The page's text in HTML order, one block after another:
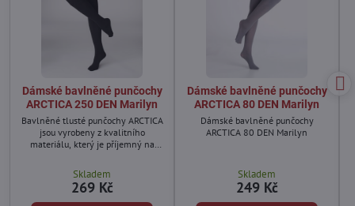
Dámské bavlněné punčochy
ARCTICA 250 DEN Marilyn
Bavlněné tlusté punčochy ARCTICA
jsou vyrobeny z kvalitního
materiálu, který je příjemný na
Skladem
269 Kč
Dámské bavlněné punčochy
ARCTICA 80 DEN Marilyn
Dámské bavlněné punčochy
ARCTICA 80 DEN Marilyn
Skladem
249 Kč